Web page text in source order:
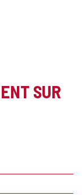
SUR